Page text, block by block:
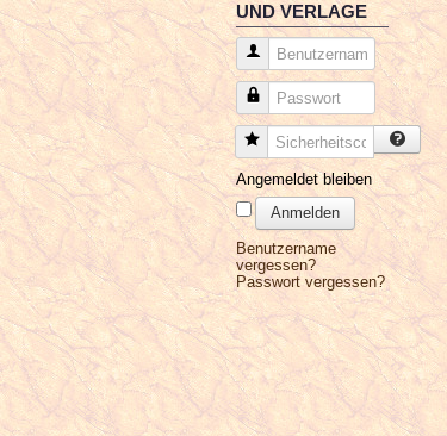
UND VERLAGE
Benutzername
Passwort
Sicherheitscode
Angemeldet bleiben
Anmelden
Benutzername
vergessen?
Passwort vergessen?